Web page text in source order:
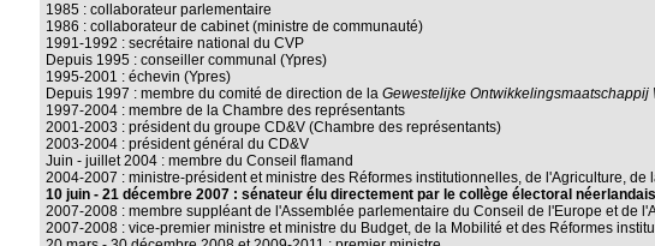
1985 : collaborateur parlementaire
1986 : collaborateur de cabinet (ministre de communauté)
1991-1992 : secrétaire national du CVP
Depuis 1995 : conseiller communal (Ypres)
1995-2001 : échevin (Ypres)
Depuis 1997 : membre du comité de direction de laGewestelijke Ontwikkelingsmaatschappij
1997-2004 : membre de la Chambre des représentants
2001-2003 : président du groupe CD&V (Chambre des représentants)
2003-2004 : président général du CD&V
Juin - juillet 2004 : membre du Conseil flamand
2004-2007 : ministre-président et ministre des Réformes institutionnelles, de l'Agriculture,
10 juin - 21 décembre 2007 : sénateur élu directement par le collège électoral néerlandais
2007-2008 : membre suppléant de l'Assemblée parlementaire du Conseil de l'Europe et de
2007-2008 : vice-premier ministre et ministre du Budget, de la Mobilité et des Réformes